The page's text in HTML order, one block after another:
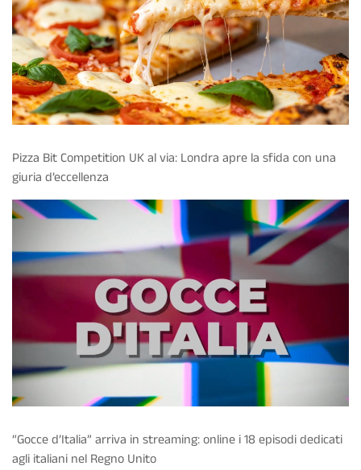
Pizza Bit Competition UK al via: Londra apre la sfida con una
giuria d’eccellenza
“Gocce d’Italia” arriva in streaming: online i 18 episodi dedicati
agli italiani nel Regno Unito